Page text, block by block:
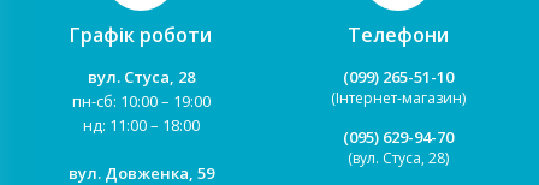
Графік роботи
вул. Стуса, 28
пн-сб: 10:00 – 19:00
нд: 11:00 – 18:00
вул. Довженка, 59
Телефони
(099) 265-51-10
(Інтернет-магазин)
(095) 629-94-70
(вул. Стуса, 28)